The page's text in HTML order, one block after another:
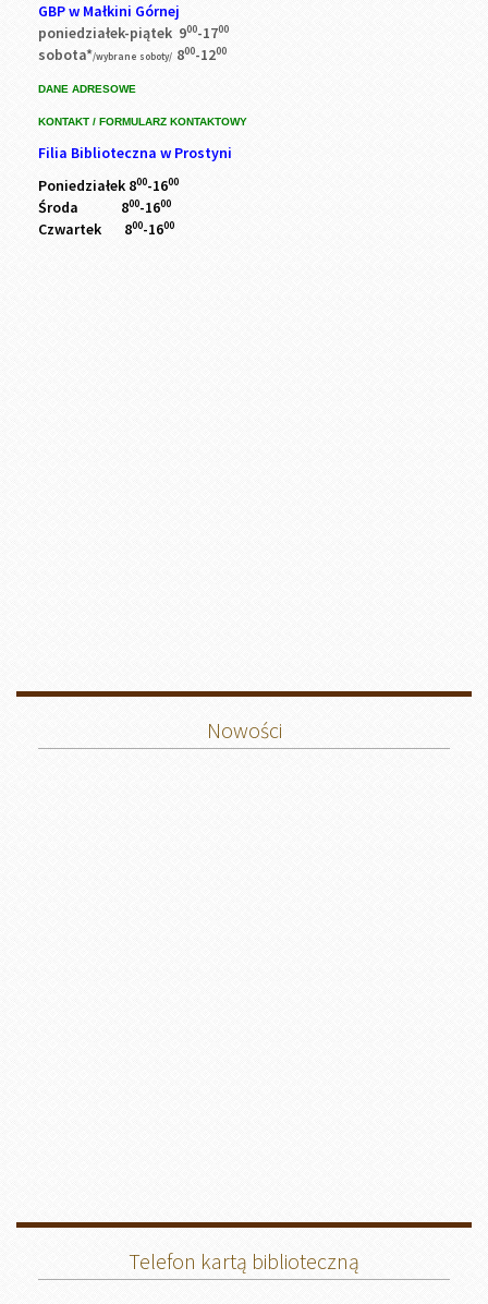
GBP w Małkini Górnej
poniedziałek-piątek 900-1700
sobota*/wybrane soboty/ 800-1200
DANE ADRESOWE
KONTAKT / FORMULARZ KONTAKTOWY
Filia Biblioteczna w Prostyni
Poniedziałek 800-1600
Środa 800-1600
Czwartek 800-1600
Nowości
Telefon kartą biblioteczną